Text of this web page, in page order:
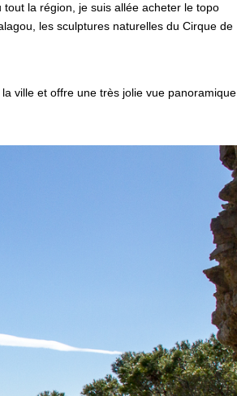
la région, je suis allée acheter le topo
les sculptures naturelles du Cirque de
ville et offre une très jolie vue panoramique